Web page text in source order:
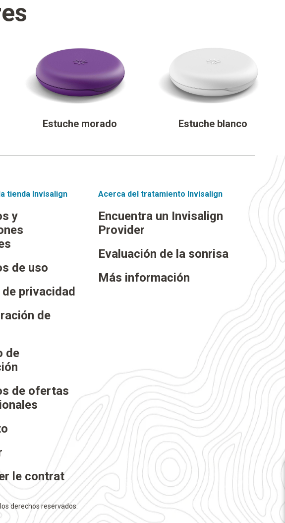
Estuche morado Estuche blanco
tienda Invisalign
y
de uso
privacidad
de
de
de ofertas
le contrat
Acerca del tratamiento Invisalign
Encuentra un Invisalign
Provider
Evaluación de la sonrisa
Más información
derechos reservados.